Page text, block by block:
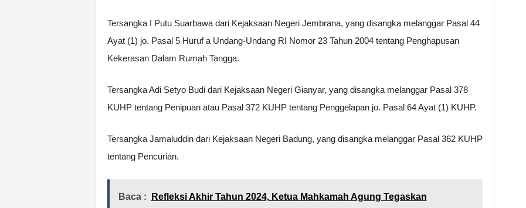
Tersangka I Putu Suarbawa dari Kejaksaan Negeri Jembrana, yang disangka melanggar Pasal 44
Ayat (1) jo. Pasal 5 Huruf a Undang-Undang RI Nomor 23 Tahun 2004 tentang Penghapusan
Kekerasan Dalam Rumah Tangga.
Tersangka Adi Setyo Budi dari Kejaksaan Negeri Gianyar, yang disangka melanggar Pasal 378
KUHP tentang Penipuan atau Pasal 372 KUHP tentang Penggelapan jo. Pasal 64 Ayat (1) KUHP.
Tersangka Jamaluddin dari Kejaksaan Negeri Badung, yang disangka melanggar Pasal 362 KUHP
tentang Pencurian.
Baca :
Refleksi Akhir Tahun 2024, Ketua Mahkamah Agung Tegaskan